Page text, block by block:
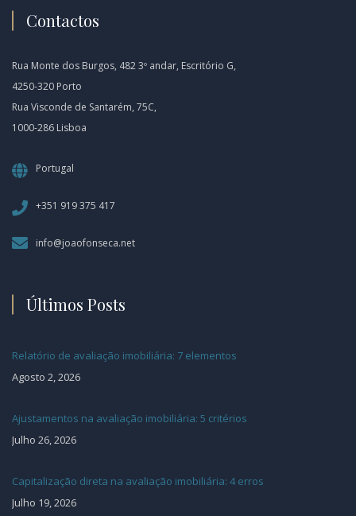
Contactos
Rua Monte dos Burgos, 482 3º andar, Escritório G,
4250-320 Porto
Rua Visconde de Santarém, 75C,
1000-286 Lisboa
Portugal
+351 919 375 417
info@joaofonseca.net
Últimos Posts
Relatório de avaliação imobiliária: 7 elementos
Agosto 2, 2026
Ajustamentos na avaliação imobiliária: 5 critérios
Julho 26, 2026
Capitalização direta na avaliação imobiliária: 4 erros
Julho 19, 2026